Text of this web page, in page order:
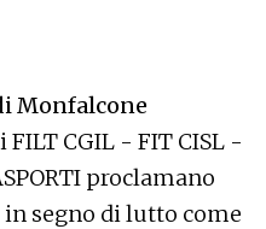
Monfalcone
CGIL - FIT CISL -
proclamano
segno di lutto come